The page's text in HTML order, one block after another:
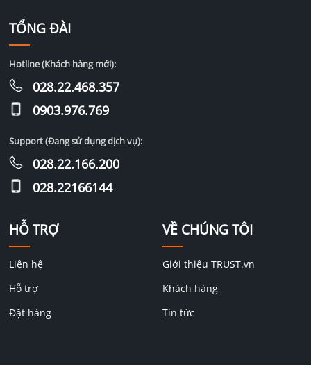
HỖ TRỢ
Liên hệ
Hỗ trợ
Đặt hàng
VỀ CHÚNG TÔI
Giới thiệu TRUST.vn
Khách hàng
Tin tức
TỔNG ĐÀI
Hotline (Khách hàng mới):
028.22.468.357
0903.976.769
Support (Đang sử dụng dịch vụ):
028.22.166.200
028.22166144